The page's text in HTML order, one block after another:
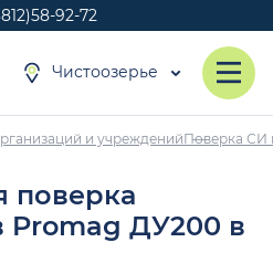
92-72
Чистоозерье
и учрежденийПоверка СИ
поверка
Promag ДУ200 в